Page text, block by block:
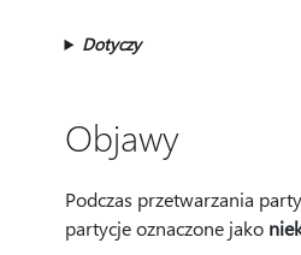
Dotyczy
Objawy
Podczas przetwarzania
partycje oznaczone jako